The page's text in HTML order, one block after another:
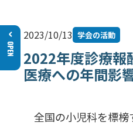
2023/10/13 学会の活動
2022年度診療報
医療への年間影
全国の小児科を標榜